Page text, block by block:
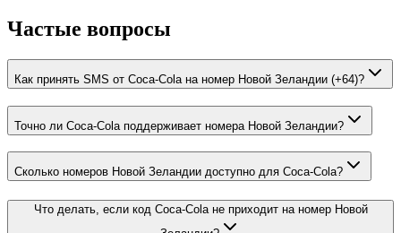
Частые вопросы
Как принять SMS от Coca-Cola на номер Новой Зеландии (+64)?
Точно ли Coca-Cola поддерживает номера Новой Зеландии?
Сколько номеров Новой Зеландии доступно для Coca-Cola?
Что делать, если код Coca-Cola не приходит на номер Новой